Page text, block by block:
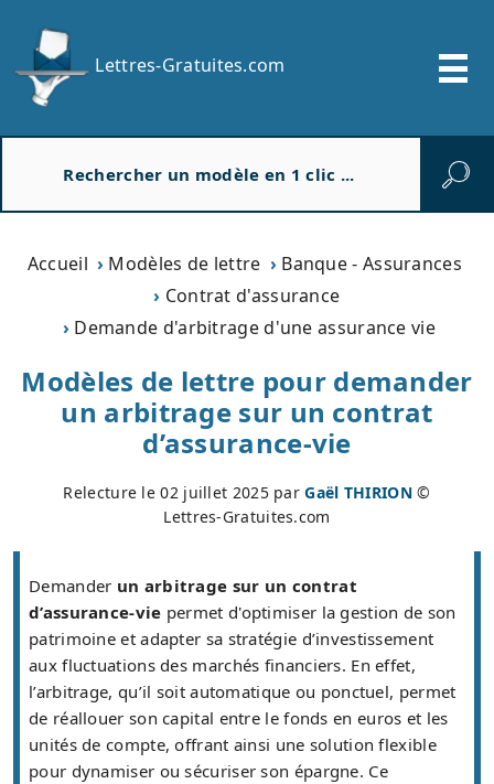
Lettres-Gratuites.com
Accueil Modèles de lettre
Banque - Assurances
Contrat d'assurance
Demande d'arbitrage d'une assurance vie
Modèles de lettre pour demander
un arbitrage sur un contrat
d’assurance-vie
Relecture le02 juillet 2025parGaël THIRION©
Lettres-Gratuites.com
Demander un arbitrage sur un contrat
d’assurance-vie permet d'optimiser la gestion de son
patrimoine et adapter sa stratégie d’investissement
aux fluctuations des marchés financiers. En effet,
l’arbitrage, qu’il soit automatique ou ponctuel, permet
de réallouer son capital entre le fonds en euros et les
unités de compte, offrant ainsi une solution flexible
pour dynamiser ou sécuriser son épargne. Ce